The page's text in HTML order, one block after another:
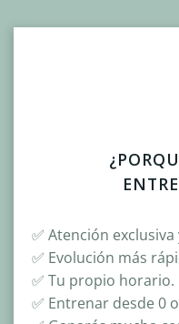
✅ Atención
✅ Evolución más
✅ Tu propio horario.
✅ Entrenar desde 0